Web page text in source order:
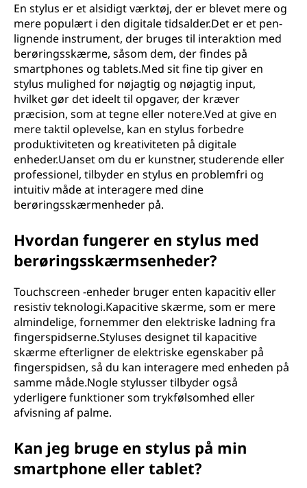
En stylus er et alsidigt værktøj, der er blevet mere og
mere populært i den digitale tidsalder.Det er et pen-
lignende instrument, der bruges til interaktion med
berøringsskærme, såsom dem, der findes på
smartphones og tablets.Med sit fine tip giver en
stylus mulighed for nøjagtig og nøjagtig input,
hvilket gør det ideelt til opgaver, der kræver
præcision, som at tegne eller notere.Ved at give en
mere taktil oplevelse, kan en stylus forbedre
produktiviteten og kreativiteten på digitale
enheder.Uanset om du er kunstner, studerende eller
professionel, tilbyder en stylus en problemfri og
intuitiv måde at interagere med dine
berøringsskærmenheder på.
Hvordan fungerer en stylus med
berøringsskærmsenheder?
Touchscreen -enheder bruger enten kapacitiv eller
resistiv teknologi.Kapacitive skærme, som er mere
almindelige, fornemmer den elektriske ladning fra
fingerspidserne.Styluses designet til kapacitive
skærme efterligner de elektriske egenskaber på
fingerspidsen, så du kan interagere med enheden på
samme måde.Nogle stylusser tilbyder også
yderligere funktioner som trykfølsomhed eller
afvisning af palme.
Kan jeg bruge en stylus på min
smartphone eller tablet?